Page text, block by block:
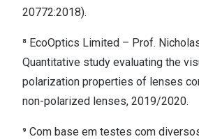
20772:2018).
⁸ EcoOptics Limited – Prof.
Quantitative study evaluating the
polarization properties of lenses
non-polarized lenses, 2019/2020.
⁹ Com base em testes com